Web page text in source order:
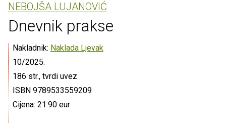
NEBOJŠA LUJANOVIĆ
Dnevnik prakse
Nakladnik: Naklada Ljevak
10/2025.
186 str., tvrdi uvez
ISBN 9789533559209
Cijena: 21.90 eur